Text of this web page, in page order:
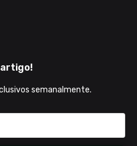
artigo!
semanalmente.